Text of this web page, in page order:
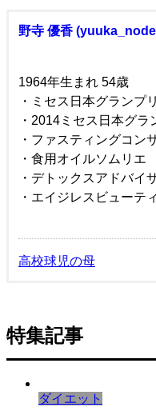
野寺 優香
1964年生まれ 54歳
・ミセス日本グランプ
・2014ミセス日本グラ
・ファスティングコン
・食用オイルソムリエ
・デトックスアドバイ
・エイジレスビューテ
高校球児の母
特集記事
ダイエット